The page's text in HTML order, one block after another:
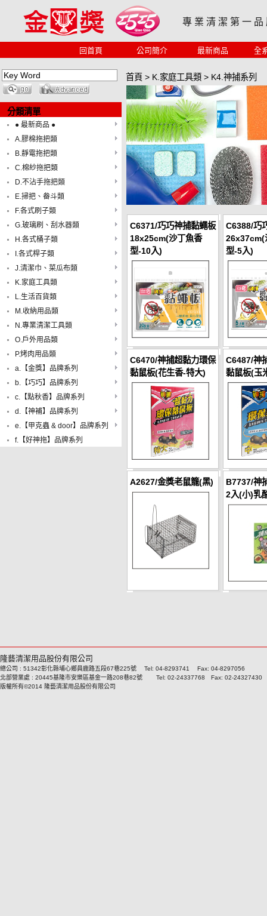
專 業 清 潔 第 一 品
回首頁 公司簡介 最新商品 全
分類清單
● 最新商品 ●
A.膠棉拖把類
B.靜電拖把類
C.棉紗拖把類
D.不沾手拖把類
E.掃把、畚斗類
F.各式刷子類
G.玻璃刷、刮水器類
H.各式桶子類
I.各式桿子類
J.清潔巾、菜瓜布類
K.家庭工具類
L.生活百貨類
M.收納用品類
N.專業清潔工具類
O.戶外用品類
P.烤肉用品類
a.【金獎】品牌系列
b.【巧巧】品牌系列
c.【點秋香】品牌系列
d.【神補】品牌系列
e.【甲克蟲 & door】品牌系列
f.【好神拖】品牌系列
首頁 > K.家庭工具類 > K4.神捕系列
C6371/巧巧神捕黏蠅板
18x25cm(沙丁魚香
型-10入)
C6388/巧
26x37cm(
型-5入)
C6470/神捕超黏力環保
黏鼠板(花生香-特大)
C6487/神
黏鼠板(玉
A2627/金獎老鼠籠(黑)
B7737/神
2入(小)乳
隆藝清潔用品股份有限公司
總公司 : 51342彰化縣埔心鄉員鹿路五段67巷225號 Tel: 04-8293741 Fax: 04-8297056
北部營業處 : 20445基隆市安樂區基金一路208巷82號 Tel: 02-24337768 Fax: 02-24327430
版權所有©2014 隆藝清潔用品股份有限公司